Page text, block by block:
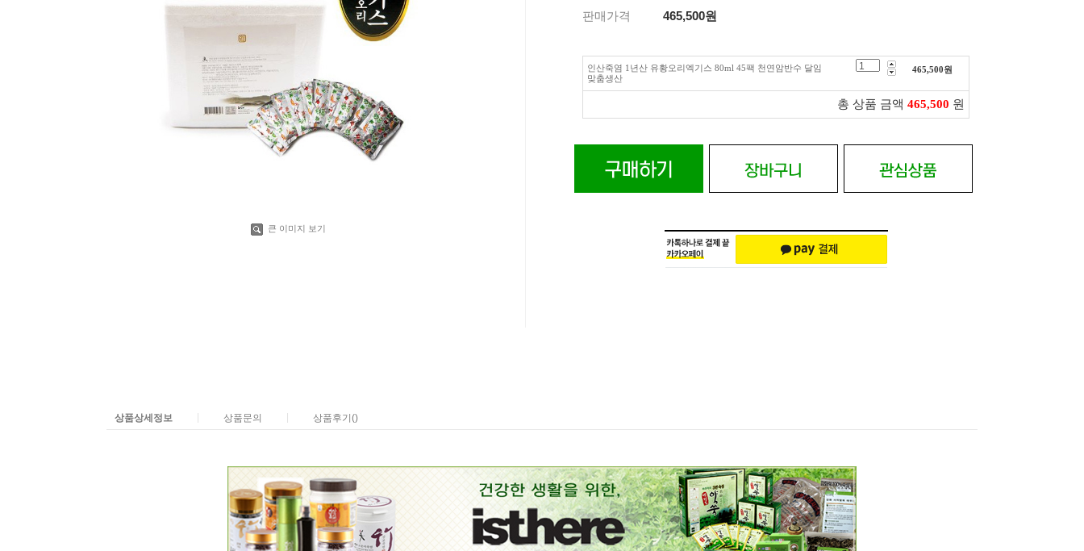
큰 이미지 보기
판매가격 465,500원
인산죽염 1년산 유황오리엑기스 80ml 45팩 천연암반수 달임
맞춤생산
465,500원
총 상품 금액 465,500 원
상품상세정보 상품문의 상품후기()